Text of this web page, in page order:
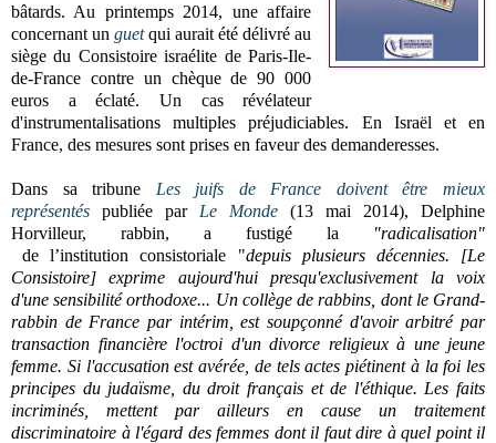
bâtards. Au printemps 2014, une affaire
concernant unguetqui aurait été délivré au
siège du Consistoire israélite de Paris-Ile-
de-France contre un chèque de 90 000
euros a éclaté. Un cas révélateur
d'instrumentalisations multiples préjudiciables. En Israël et en
France, des mesures sont prises en faveur des demanderesses.
Dans sa tribune Les juifs de France doivent être mieux
représentés
publiée par Le Monde (13 mai 2014), Delphine
Horvilleur, rabbin, a fustigé la "radicalisation"
de l’institution consistoriale "depuis plusieurs décennies. [Le
Consistoire] exprime aujourd'hui presqu'exclusivement la voix
d'une sensibilité orthodoxe... Un collège de rabbins, dont le Grand-
rabbin de France par intérim, est soupçonné d'avoir arbitré par
transaction financière l'octroi d'un divorce religieux à une jeune
femme. Si l'accusation est avérée, de tels actes piétinent à la foi les
principes du judaïsme, du droit français et de l'éthique. Les faits
incriminés, mettent par ailleurs en cause un traitement
discriminatoire à l'égard des femmes dont il faut dire à quel point il